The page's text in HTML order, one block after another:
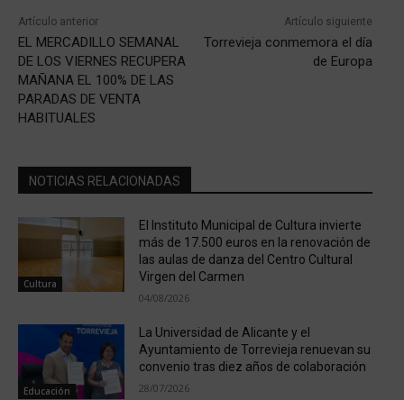
Artículo anterior
EL MERCADILLO SEMANAL
DE LOS VIERNES RECUPERA
MAÑANA EL 100% DE LAS
PARADAS DE VENTA
HABITUALES
Artículo siguiente
Torrevieja conmemora el día
de Europa
NOTICIAS RELACIONADAS
Cultura
El Instituto Municipal de Cultura invierte
más de 17.500 euros en la renovación de
las aulas de danza del Centro Cultural
Virgen del Carmen
04/08/2026
Educación
La Universidad de Alicante y el
Ayuntamiento de Torrevieja renuevan su
convenio tras diez años de colaboración
28/07/2026